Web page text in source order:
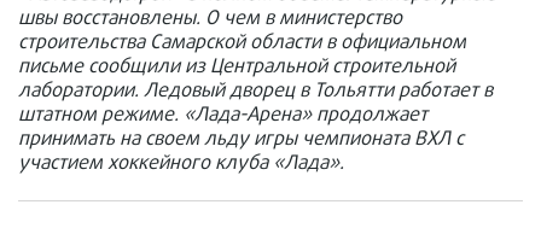
швы восстановлены. О чем в министерство
строительства Самарской области в официальном
письме сообщили из Центральной строительной
лаборатории. Ледовый дворец в Тольятти работает в
штатном режиме. «Лада-Арена» продолжает
принимать на своем льду игры чемпионата ВХЛ с
участием хоккейного клуба «Лада».